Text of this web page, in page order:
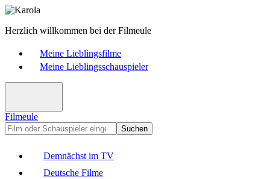
Herzlich willkommen bei der Filmeule
Meine Lieblingsfilme
Meine Lieblingsschauspieler
Filmeule
Suchen
Demnächst im TV
Deutsche Filme